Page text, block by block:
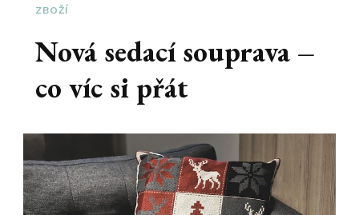
ZBOŽÍ
Nová sedací souprava –
co víc si přát